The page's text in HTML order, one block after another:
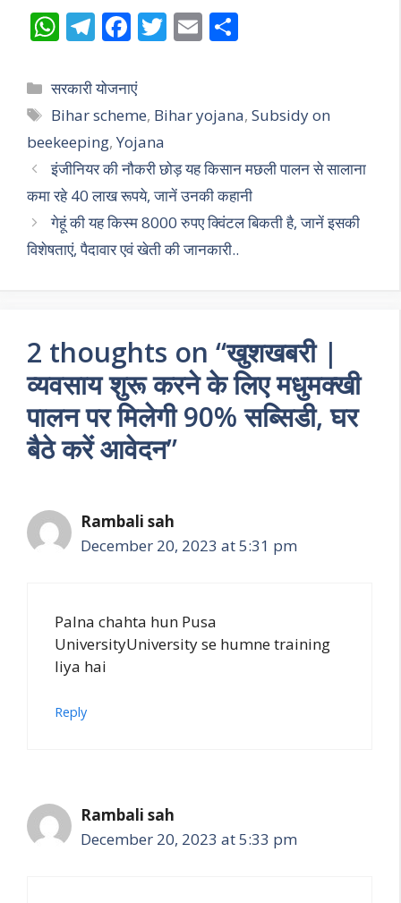
W
at
s
A
p
p
T
e
gr
a
m
F
e
b
o
o
k
T
er
E
l e
Categories
सरकारी योजनाएं
Tags
Bihar scheme, Bihar yojana,Subsidy on
beekeeping, Yojana
इंजीनियर की नौकरी छोड़ यह किसान मछली पालन से सालाना
कमा रहे 40 लाख रूपये, जानें उनकी कहानी
गेहूं की यह किस्म 8000 रुपए क्विंटल बिकती है, जानें इसकी
विशेषताएं, पैदावार एवं खेती की जानकारी..
2 thoughts on “खुशखबरी |
व्यवसाय शुरू करने के लिए मधुमक्खी
पालन पर मिलेगी 90% सब्सिडी, घर
बैठे करें आवेदन”
Rambali sah
December 20, 2023 at 5:31 pm
Palna chahta hun Pusa
UniversityUniversity se humne training
liya hai
Reply
Rambali sah
December 20, 2023 at 5:33 pm